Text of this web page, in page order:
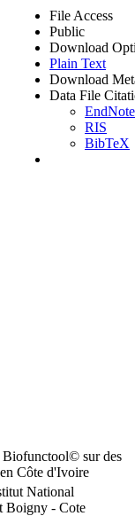
File Access
Public
Download
Plain Text
Download
Data File
RIS
BibTeX
Biofunctool© sur des
Côte d'Ivoire
National
Boigny - Cote